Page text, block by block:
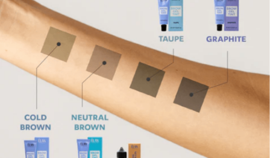
BLAKSTIENŲ PRIAUGINIMUI
BLAKSTIENŲ LAMINAVIMUI
DEPILIACIJAI
APSAUGINĖS IR VIENKARTINĖS PRIEMONĖS
ĮRANGA